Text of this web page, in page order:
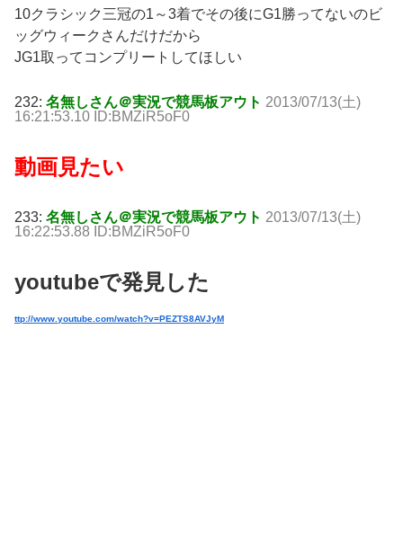
10クラシック三冠の1～3着でその後にG1勝ってないのビ
ッグウィークさんだけだから
JG1取ってコンプリートしてほしい
232: 名無しさん＠実況で競馬板アウト 2013/07/13(土)
16:21:53.10 ID:BMZiR5oF0
動画見たい
233: 名無しさん＠実況で競馬板アウト 2013/07/13(土)
16:22:53.88 ID:BMZiR5oF0
youtubeで発見した
ttp://www.youtube.com/watch?v=PEZTS8AVJyM